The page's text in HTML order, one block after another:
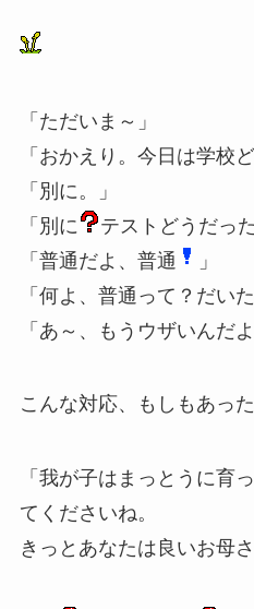
「ただいま～」
「おかえり。今日は学校
「別に。」
「別に
テストどうだっ
「普通だよ、普通
」
「何よ、普通って？だい
「あ～、もうウザいんだよ
こんな対応、もしもあった
「我が子はまっとうに育
てくださいね。
きっとあなたは良いお母